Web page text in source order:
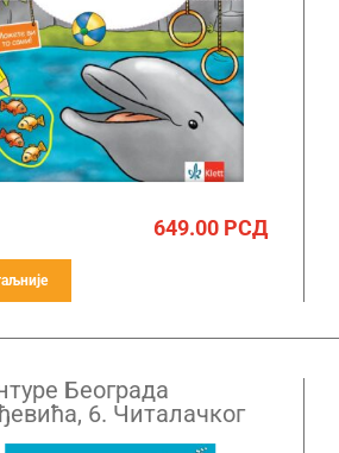
649.00РСД
Београда
6. Читалачког